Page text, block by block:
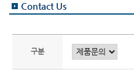
Contact Us
구분